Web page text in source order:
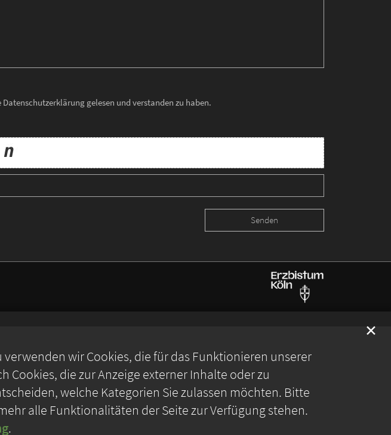
wir Cookies, die für das Funktionieren unserer
die zur Anzeige externer Inhalte oder zu
welche Kategorien Sie zulassen möchten. Bitte
alle Funktionalitäten der Seite zur Verfügung stehen.
.
✕
gelesen und verstanden zu haben.